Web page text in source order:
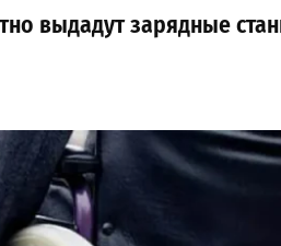
выдадут зарядные